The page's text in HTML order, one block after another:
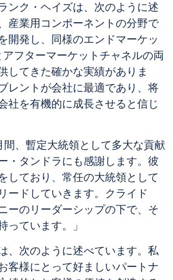
ンク・ヘイズは、次のように述
産業用コンポーネントの分野で
開発し、同様のエンドマーケッ
アフターマーケットチャネルの両
してきた確かな実績がありま
レントが会社に最適であり、将
社を有機的に成長させると信じ
間、暫定大統領として多大な貢献
・タンドラにも感謝します。彼
しており、常任の大統領として
ードしていきます。クライド
ーのリーダーシップの下で、そ
っています。」
、次のように述べています。私
客様にとって好ましいパートナ